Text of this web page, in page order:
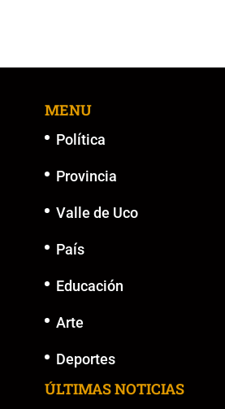
MENU
Política
Provincia
Valle de Uco
País
Educación
Arte
Deportes
ÚLTIMAS NOTICIAS